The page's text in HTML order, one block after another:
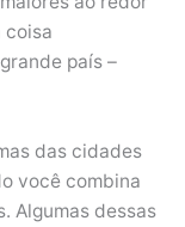
coisa
país –
das cidades
você combina
Algumas dessas